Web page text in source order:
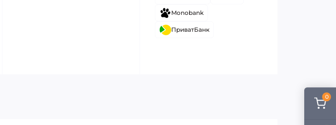
0
Monobank
ПриватБанк